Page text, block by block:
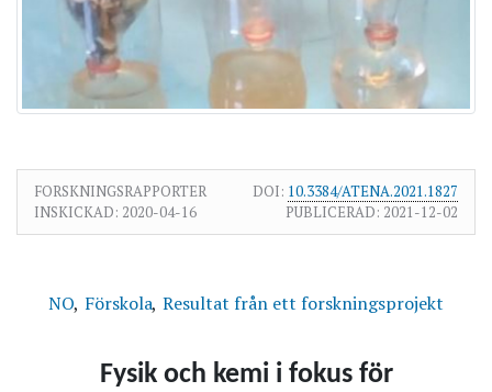
FORSKNINGSRAPPORTER DOI: 10.3384/ATENA.2021.1827
INSKICKAD: 2020-04-16 PUBLICERAD: 2021-12-02
NO Förskola Resultat från ett forskningsprojekt
Fysik och kemi i fokus för